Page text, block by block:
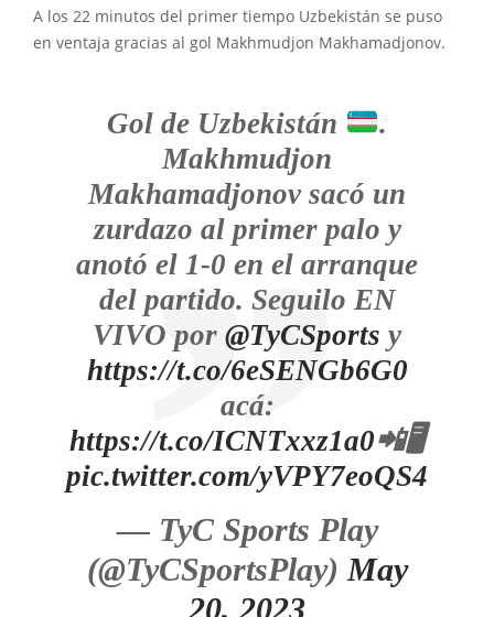
A los 22 minutos del primer tiempo Uzbekistán se puso
en ventaja gracias al gol Makhmudjon Makhamadjonov.
Gol de Uzbekistán
.
Makhmudjon
Makhamadjonov sacó un
zurdazo al primer palo y
anotó el 1-0 en el arranque
del partido. Seguilo EN
VIVO por @TyCSports y
https://t.co/6eSENGb6G0
acá:
https://t.co/ICNTxxz1a0📲🖥️
pic.twitter.com/yVPY7eoQS4
— TyC Sports Play
(@TyCSportsPlay) May
20, 2023